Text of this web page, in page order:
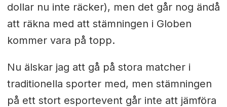
dollar nu inte räcker), men det går nog ändå
att räkna med att stämningen i Globen
kommer vara på topp.
Nu älskar jag att gå på stora matcher i
traditionella sporter med, men stämningen
på ett stort esportevent går inte att jämföra